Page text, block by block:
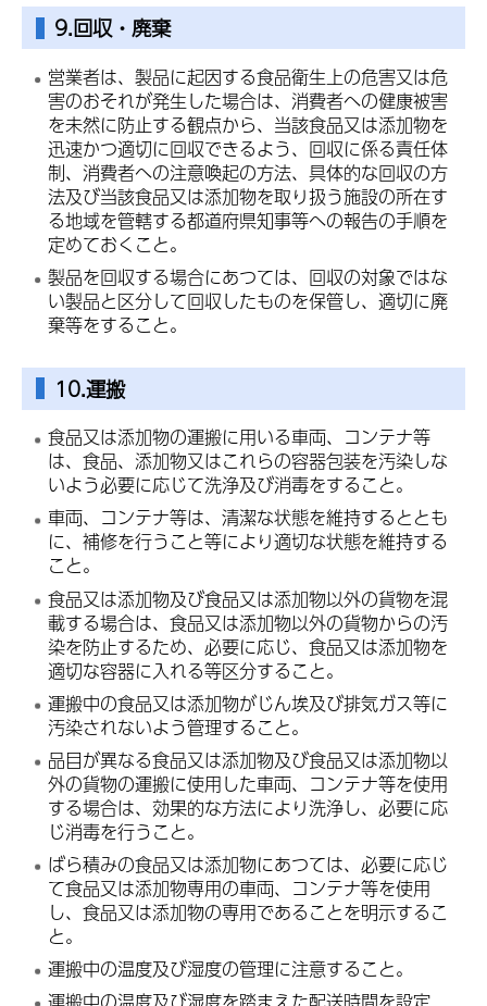
9.回収・廃棄
営業者は、製品に起因する食品衛生上の危害又は危
害のおそれが発生した場合は、消費者への健康被害
を未然に防止する観点から、当該食品又は添加物を
迅速かつ適切に回収できるよう、回収に係る責任体
制、消費者への注意喚起の方法、具体的な回収の方
法及び当該食品又は添加物を取り扱う施設の所在す
る地域を管轄する都道府県知事等への報告の手順を
定めておくこと。
製品を回収する場合にあつては、回収の対象ではな
い製品と区分して回収したものを保管し、適切に廃
棄等をすること。
10.運搬
食品又は添加物の運搬に用いる車両、コンテナ等
は、食品、添加物又はこれらの容器包装を汚染しな
いよう必要に応じて洗浄及び消毒をすること。
車両、コンテナ等は、清潔な状態を維持するととも
に、補修を行うこと等により適切な状態を維持する
こと。
食品又は添加物及び食品又は添加物以外の貨物を混
載する場合は、食品又は添加物以外の貨物からの汚
染を防止するため、必要に応じ、食品又は添加物を
適切な容器に入れる等区分すること。
運搬中の食品又は添加物がじん埃及び排気ガス等に
汚染されないよう管理すること。
品目が異なる食品又は添加物及び食品又は添加物以
外の貨物の運搬に使用した車両、コンテナ等を使用
する場合は、効果的な方法により洗浄し、必要に応
じ消毒を行うこと。
ばら積みの食品又は添加物にあつては、必要に応じ
て食品又は添加物専用の車両、コンテナ等を使用
し、食品又は添加物の専用であることを明示するこ
と。
運搬中の温度及び湿度の管理に注意すること。